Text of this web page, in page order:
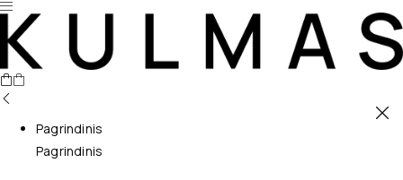
Pagrindinis
Pagrindinis